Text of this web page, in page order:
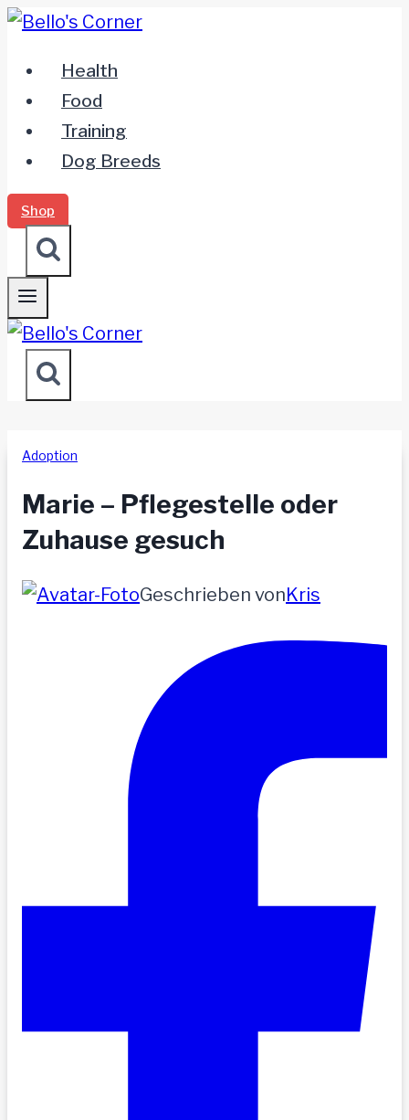
Zum
springenHealth
Food
Training
Dog Breeds
Shop
Adoption
Marie – Pflegestelle oder
Zuhause gesuch
Geschrieben vonKris